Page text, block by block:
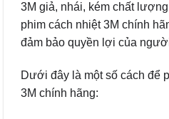
3M giả, nhái, kém chất
phim cách nhiệt 3M chính
đảm bảo quyền lợi của
Dưới đây là một số cách để
3M chính hãng: